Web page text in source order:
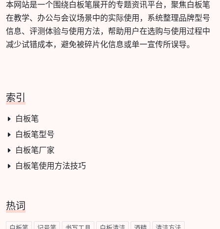
本网站是一个围绕白板笔展开的专题资讯平台，聚焦白板笔
在教学、办公与会议场景中的实际使用，系统整理品牌型号
信息、评测体验与使用方法，帮助用户在选购与使用过程中
减少试错成本，避免被碎片化信息或单一宣传所误导。
索引
白板笔
白板笔型号
白板笔厂家
白板笔使用方法技巧
热词